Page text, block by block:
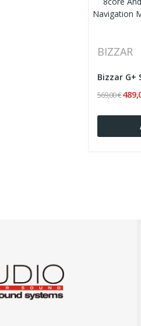
BIZZAR
569,00 €